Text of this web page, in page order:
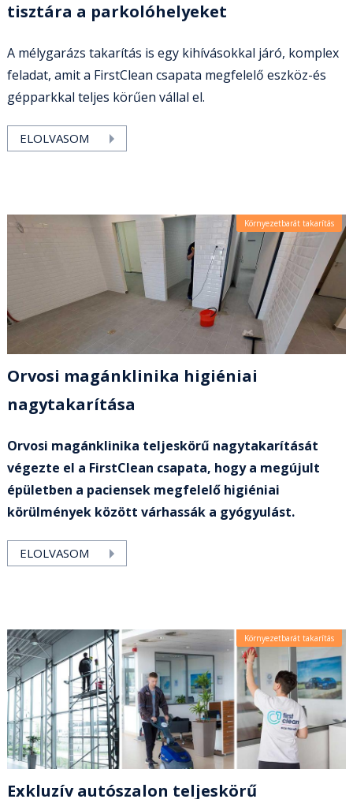
tisztára a parkolóhelyeket
A mélygarázs takarítás is egy kihívásokkal járó, komplex
feladat, amit a FirstClean csapata megfelelő eszköz-és
gépparkkal teljes körűen vállal el.
ELOLVASOM
Orvosi magánklinika higiéniai
nagytakarítása
Orvosi magánklinika teljeskörű nagytakarítását
végezte el a FirstClean csapata, hogy a megújult
épületben a paciensek megfelelő higiéniai
körülmények között várhassák a gyógyulást.
ELOLVASOM
Környezetbarát takarítás
Exkluzív autószalon teljeskörű
Környezetbarát takarítás